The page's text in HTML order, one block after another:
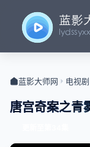
蓝影大师网 电视剧
唐宫奇案之青